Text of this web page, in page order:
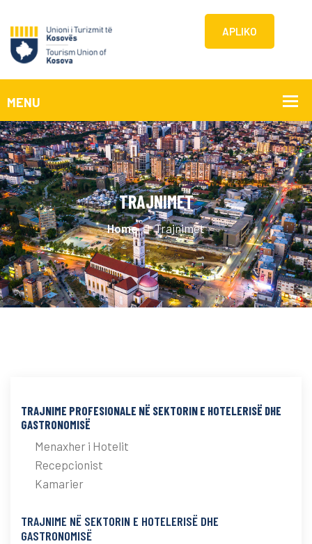
APLIKO
TRAJNIMET
Home Trajnimet
TRAJNIME PROFESIONALE NË SEKTORIN E HOTELERISË DHE
GASTRONOMISË
Menaxher i Hotelit
Recepcionist
Kamarier
TRAJNIME NË SEKTORIN E HOTELERISË DHE
GASTRONOMISË